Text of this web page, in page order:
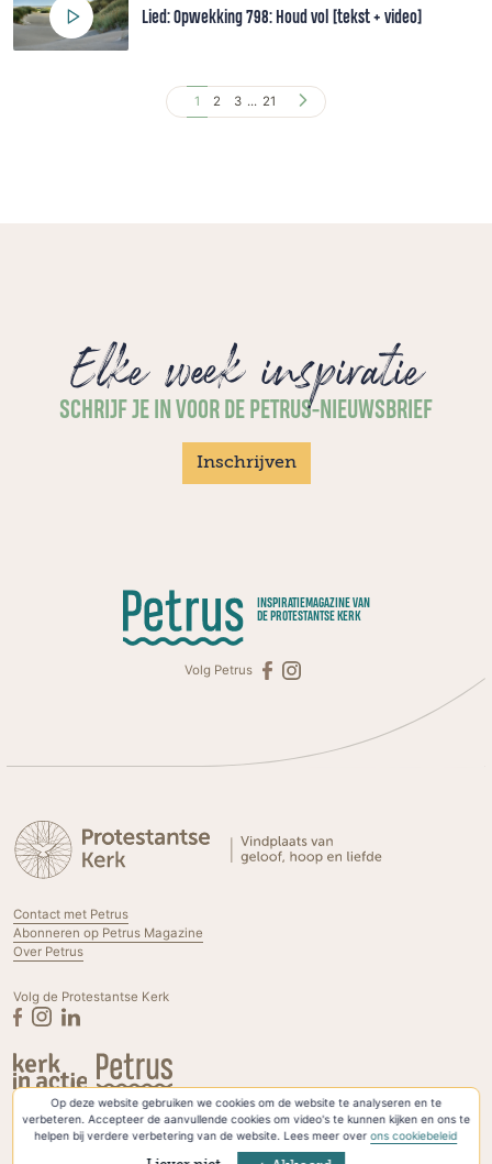
Op deze website gebruiken we cookies om de website te analyseren en te
verbeteren. Accepteer de aanvullende cookies om video's te kunnen kijken en ons te
helpen bij verdere verbetering van de website. Lees meer overons cookiebeleid
Lied: Opwekking 798: Houd vol [tekst + video]
1 2 3 ... 21
Elke week inspiratie
SCHRIJF JE IN VOOR DE PETRUS-NIEUWSBRIEF
Inschrijven
INSPIRATIEMAGAZINE VAN
DE PROTESTANTSE KERK
Volg Petrus
Contact met Petrus
Abonneren op Petrus Magazine
Over Petrus
Volg de Protestantse Kerk
Privacyverklaring & Cookies